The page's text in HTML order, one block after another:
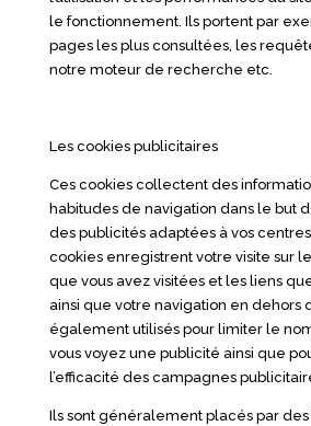
le fonctionnement. Ils portent par
pages les plus consultées, les
notre moteur de recherche etc.
Les cookies publicitaires
Ces cookies collectent des
habitudes de navigation dans le but
des publicités adaptées à vos centres
cookies enregistrent votre visite sur
que vous avez visitées et les liens
ainsi que votre navigation en dehors
également utilisés pour limiter le
vous voyez une publicité ainsi que
l’efficacité des campagnes
Ils sont généralement placés par